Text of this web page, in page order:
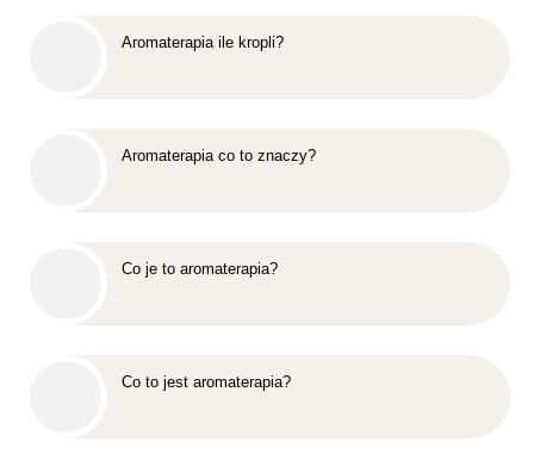
Aromaterapia ile kropli?
Aromaterapia co to znaczy?
Co je to aromaterapia?
Co to jest aromaterapia?